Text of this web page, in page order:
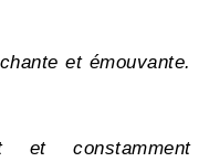
et émouvante.
et constamment